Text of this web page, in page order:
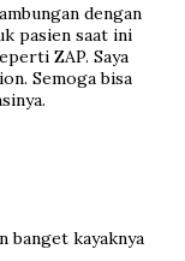
dengan
pasien saat ini
ZAP. Saya
Semoga bisa
banget kayaknya